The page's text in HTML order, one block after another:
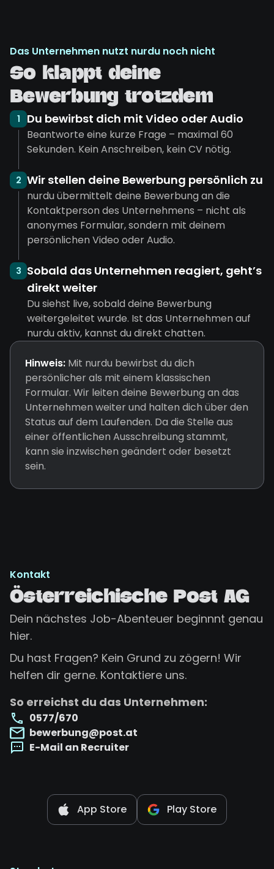
Das Unternehmen nutzt nurdu noch nicht
So klappt deine
Bewerbung trotzdem
1 Du bewirbst dich mit Video oder Audio
Beantworte eine kurze Frage – maximal 60
Sekunden. Kein Anschreiben, kein CV nötig.
2 Wir stellen deine Bewerbung persönlich zu
nurdu übermittelt deine Bewerbung an die
Kontaktperson des Unternehmens – nicht als
anonymes Formular, sondern mit deinem
persönlichen Video oder Audio.
3 Sobald das Unternehmen reagiert, geht’s
direkt weiter
Du siehst live, sobald deine Bewerbung
weitergeleitet wurde. Ist das Unternehmen auf
nurdu aktiv, kannst du direkt chatten.
Hinweis: Mit nurdu bewirbst du dich
persönlicher als mit einem klassischen
Formular. Wir leiten deine Bewerbung an das
Unternehmen weiter und halten dich über den
Status auf dem Laufenden. Da die Stelle aus
einer öffentlichen Ausschreibung stammt,
kann sie inzwischen geändert oder besetzt
sein.
Kontakt
Österreichische Post AG
Dein nächstes Job-Abenteuer beginnnt genau
hier.
Du hast Fragen? Kein Grund zu zögern! Wir
helfen dir gerne. Kontaktiere uns.
So erreichst du das Unternehmen:
0577/670
bewerbung@post.at
E-Mail an Recruiter
App Store Play Store